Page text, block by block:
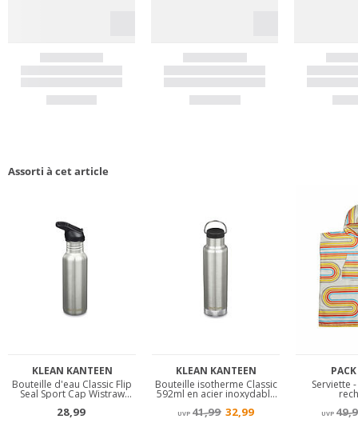
Assorti à cet article